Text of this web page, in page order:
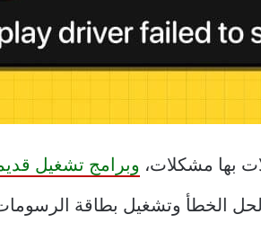
بها مشكلات، وبرامج تشغيل
الخطأ وتشغيل بطاقة